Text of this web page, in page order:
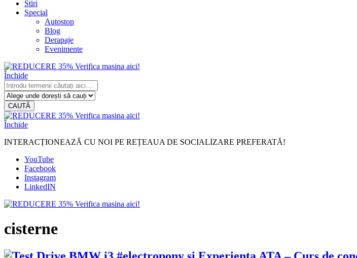
Stiri
Special
Autostop
Blog
Derapaje
Evenimente
Închide
CAUTĂ
Închide
INTERACȚIONEAZĂ CU NOI PE REȚEAUA DE SOCIALIZARE PREFERATĂ!
YouTube
Facebook
Instagram
LinkedIN
cisterne